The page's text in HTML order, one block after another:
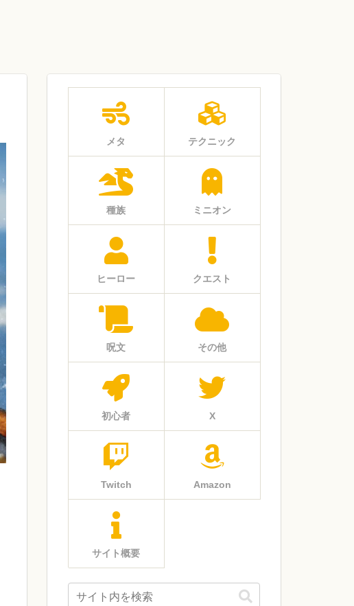
メタ テクニック
種族 ミニオン
ヒーロー クエスト
呪文 その他
初心者 X
Twitch Amazon
サイト概要